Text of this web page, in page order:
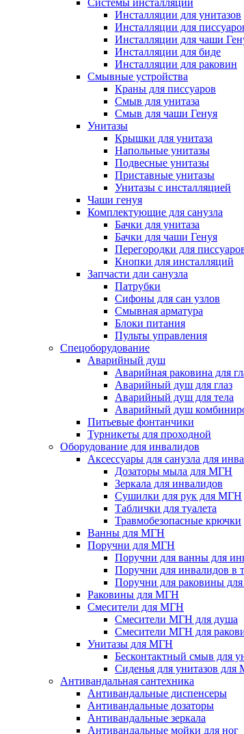
Системы инсталляции
Инсталляции для унитазов
Инсталляции для
Инсталляции для чаши
Инсталляции для биде
Инсталляции для раковин
Смывные устройства
Краны для писсуаров
Смыв для унитаза
Смыв для чаши Генуя
Унитазы
Крышки для унитаза
Напольные унитазы
Подвесные унитазы
Приставные унитазы
Унитазы с инсталляцией
Чаши генуя
Комплектующие для санузла
Бачки для унитаза
Бачки для чаши Генуя
Перегородки для
Кнопки для инсталляций
Запчасти дли санузла
Патрубки
Сифоны для сан узлов
Смывная арматура
Блоки питания
Пульты управления
Спецоборудование
Аварийный душ
Аварийная раковина для
Аварийный душ для глаз
Аварийный душ для тела
Аварийный душ
Питьевые фонтанчики
Турникеты для проходной
Оборудование для инвалидов
Аксессуары для санузла для
Дозаторы мыла для МГН
Зеркала для инвалидов
Сушилки для рук для МГН
Таблички для туалета
Травмобезопасные крючки
Ванны для МГН
Поручни для МГН
Поручни для ванны для
Поручни для инвалидов в
Поручни для раковины
Раковины для МГН
Смесители для МГН
Смесители МГН для душа
Смесители МГН для
Унитазы для МГН
Бесконтактный смыв для
Сиденья для унитазов
Антивандальная сантехника
Антивандальные диспенсеры
Антивандальные дозаторы
Антивандальные зеркала
Антивандальные мойки для ног